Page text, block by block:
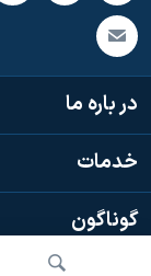
در باره ما
خدمات
گوناگون